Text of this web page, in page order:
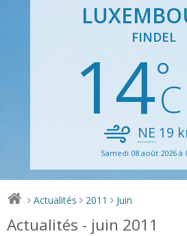
FINDEL
14
NE 19
Samedi 08 août 2026 à
> Actualités > 2011 > Juin
Actualités - juin 2011